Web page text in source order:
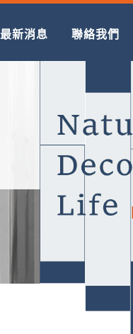
最新消息 聯絡我們